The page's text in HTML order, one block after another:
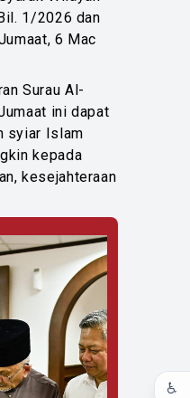
♿
1/2026 dan
6 Mac
Surau Al-
ini dapat
syiar Islam
kepada
kesejahteraan